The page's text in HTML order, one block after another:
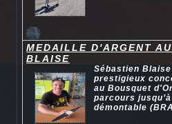
MEDAILLE D'ARGENT
BLAISE
Sébastien
prestigieux
au Bousquet
parcours
démontable